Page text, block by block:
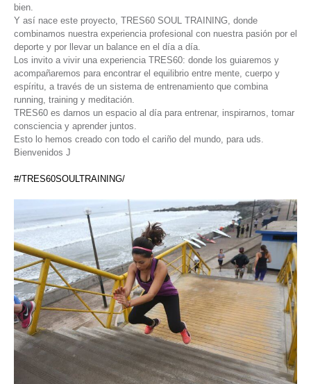
bien.
Y así nace este proyecto, TRES60 SOUL TRAINING, donde
combinamos nuestra experiencia profesional con nuestra pasión por el
deporte y por llevar un balance en el día a día.
Los invito a vivir una experiencia TRES60: donde los guiaremos y
acompañaremos para encontrar el equilibrio entre mente, cuerpo y
espíritu, a través de un sistema de entrenamiento que combina
running, training y meditación.
TRES60 es darnos un espacio al día para entrenar, inspirarnos, tomar
consciencia y aprender juntos.
Esto lo hemos creado con todo el cariño del mundo, para uds.
Bienvenidos J
#/TRES60SOULTRAINING/